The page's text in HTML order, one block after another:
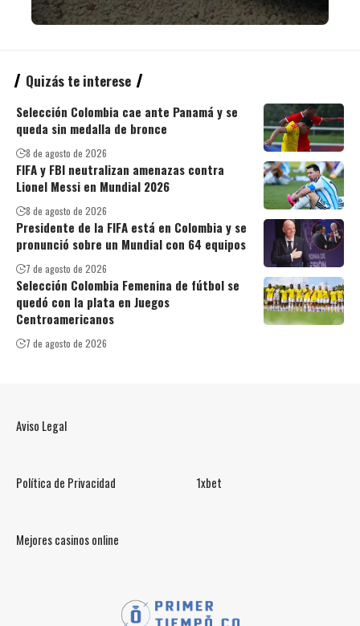
Quizás te interese
Selección Colombia cae ante Panamá y se
queda sin medalla de bronce
8 de agosto de 2026
FIFA y FBI neutralizan amenazas contra
Lionel Messi en Mundial 2026
8 de agosto de 2026
Presidente de la FIFA está en Colombia y se
pronunció sobre un Mundial con 64 equipos
7 de agosto de 2026
Selección Colombia Femenina de fútbol se
quedó con la plata en Juegos
Centroamericanos
7 de agosto de 2026
Aviso Legal
Política de Privacidad 1xbet
Mejores casinos online